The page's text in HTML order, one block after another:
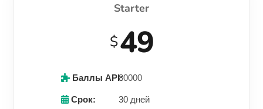
Starter
$49
Баллы API:80000
Срок: 30 дней